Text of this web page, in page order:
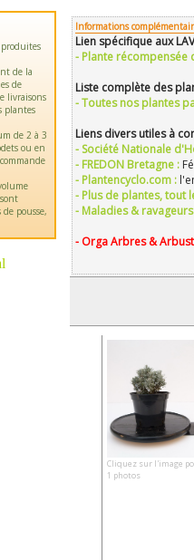
de la
de
livraisons
plantes
de 2 à 3
ou en
pousse,
Informations
Lien spécifique aux
- Plante récompensée
Liste complète des
- Toutes nos plantes
Liens divers utiles à
- Société Nationale
- FREDON Bretagne :
- Plantencyclo.com :
- Plus de plantes, tout
- Maladies &
- Orga Arbres &
Cliquez sur l'image
1 photos